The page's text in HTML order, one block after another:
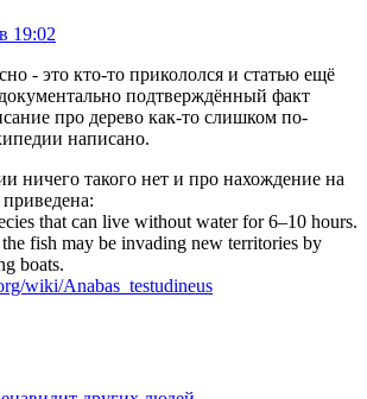
19:02
- это кто-то прикололся и статью ещё
подтверждённый факт
про дерево как-то слишком по-
написано.
ничего такого нет и про нахождение на
that can live without water for 6–10 hours.
fish may be invading new territories by
boats.
wiki/Anabas_testudineus